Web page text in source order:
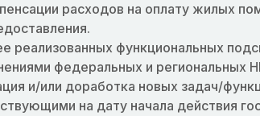
расходов на оплату жилых
реализованных функциональных
федеральных и региональных
и/или доработка новых задач/
на дату начала действия